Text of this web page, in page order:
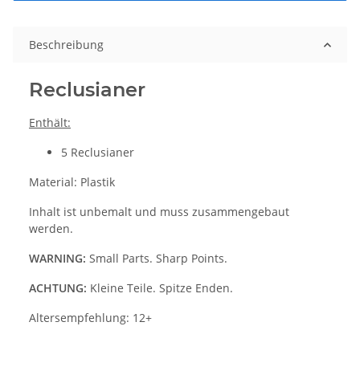
Beschreibung
Reclusianer
Enthält:
5 Reclusianer
Material: Plastik
Inhalt ist unbemalt und muss zusammengebaut
werden.
WARNING: Small Parts. Sharp Points.
ACHTUNG: Kleine Teile. Spitze Enden.
Altersempfehlung: 12+